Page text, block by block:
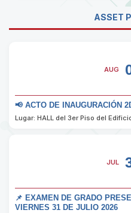
ASSET
AUG
📢 ACTO DE INAUGURACIÓN
Lugar: HALL del 3er Piso del
JUL
📌 EXAMEN DE GRADO
VIERNES 31 DE JULIO 2026